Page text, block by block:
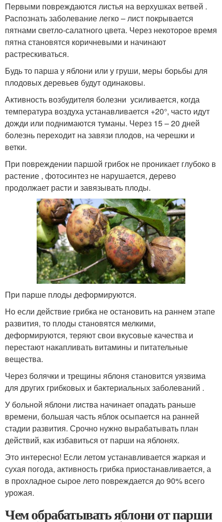
Первыми повреждаются листья на верхушках ветвей .
Распознать заболевание легко – лист покрывается
пятнами светло-салатного цвета. Через некоторое время
пятна становятся коричневыми и начинают
растрескиваться.
Будь то парша у яблони или у груши, меры борьбы для
плодовых деревьев будут одинаковы.
Активность возбудителя болезни усиливается, когда
температура воздуха устанавливается +20°, часто идут
дожди или поднимаются туманы. Через 15 – 20 дней
болезнь переходит на завязи плодов, на черешки и
ветки.
При повреждении паршой грибок не проникает глубоко в
растение , фотосинтез не нарушается, дерево
продолжает расти и завязывать плоды.
При парше плоды деформируются.
Но если действие грибка не остановить на раннем этапе
развития, то плоды становятся мелкими,
деформируются, теряют свои вкусовые качества и
перестают накапливать витамины и питательные
вещества.
Через болячки и трещины яблоня становится уязвима
для других грибковых и бактериальных заболеваний .
У больной яблони листва начинает опадать раньше
времени, большая часть яблок осыпается на ранней
стадии развития. Срочно нужно вырабатывать план
действий, как избавиться от парши на яблонях.
Это интересно! Если летом устанавливается жаркая и
сухая погода, активность грибка приостанавливается, а
в прохладное сырое лето повреждается до 90% всего
урожая.
Чем обрабатывать яблони от парши